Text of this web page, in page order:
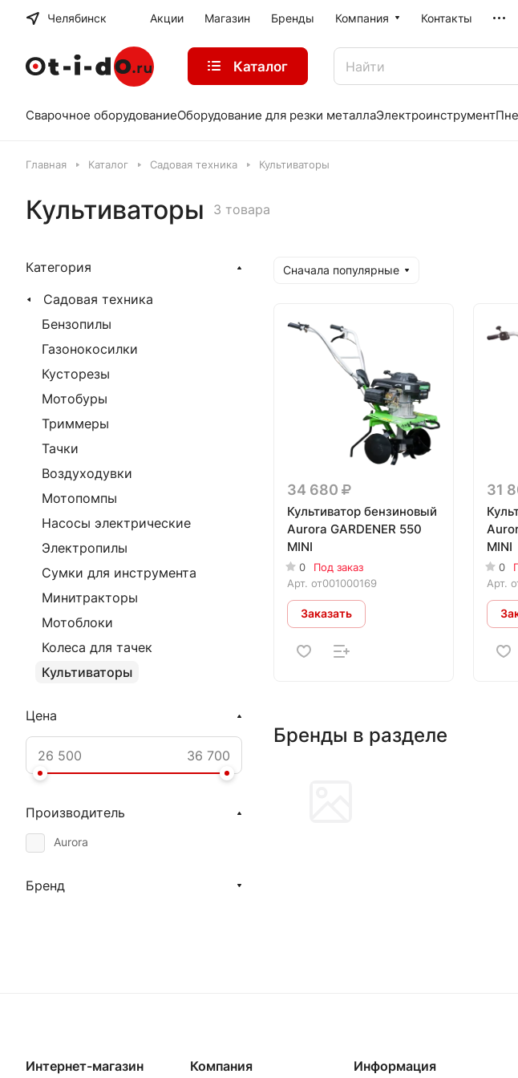
Челябинск Акции Магазин Бренды Компания Контакты
Каталог
Сварочное оборудованиеОборудование для резки металлаЭлектроинструмент
Главная Каталог Садовая техника Культиваторы
Культиваторы 3 товара
Сначала популярные
34 680
Культиватор бензиновый
Aurora GARDENER 550
MINI
0
Под заказ
Арт. от001000169
Заказать
31
MINI
0
Арт.
Бренды в разделе
Категория
Садовая техника
Бензопилы
Газонокосилки
Кусторезы
Мотобуры
Триммеры
Тачки
Воздуходувки
Мотопомпы
Насосы электрические
Электропилы
Сумки для инструмента
Минитракторы
Мотоблоки
Колеса для тачек
Культиваторы
Цена
Производитель
Aurora
Бренд
Интернет-магазин Компания Информация